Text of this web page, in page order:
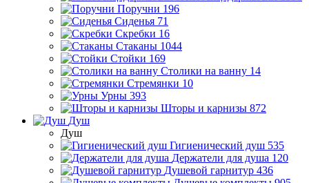
Поручни 196
Сиденья 71
Скребки 16
Стаканы 1044
Стойки 169
Столики на ванну 14
Стремянки 10
Урны 393
Шторы и карнизы 872
Душ
Душ
Гигиенический душ 535
Держатели для душа 120
Душевой гарнитур 436